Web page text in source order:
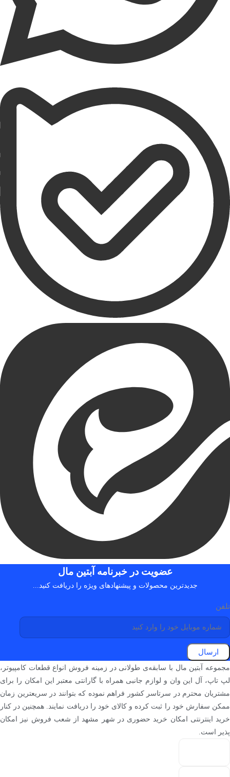
عضویت در خبرنامه آبتین مال
جدیدترین محصولات و پیشنهادهای ویژه را دریافت کنید...
تلفن
ارسال
مجموعه آبتین مال با سابقه‌ی طولانی در زمینه فروش انواع قطعات کامپیوتر،
لپ تاپ، آل این وان و لوازم جانبی همراه با گارانتی معتبر این امکان را برای
مشتریان محترم در سرتاسر کشور فراهم نموده که بتوانند در سریعترین زمان
ممکن سفارش خود را ثبت کرده و کالای خود را دریافت نمایند. همچنین در کنار
خرید اینترنتی امکان خرید حضوری در شهر مشهد از شعب فروش نیز امکان
پذیر است.